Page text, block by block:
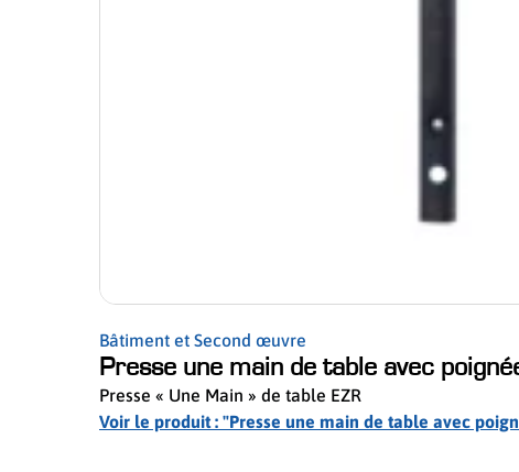
Bâtiment et Second œuvre
Presse une main de table avec
Presse « Une Main » de table EZR
Voir le produit : "Presse une main de table avec
le slider de publications